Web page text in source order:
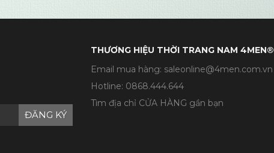
ĐĂNG KÝ
THƯƠNG HIỆU THỜI TRANG NAM 4MEN®
Email mua hàng: saleonline@4men.com.vn
Hotline: 0868.444.644
Tìm địa chỉ CỬA HÀNG gần bạn